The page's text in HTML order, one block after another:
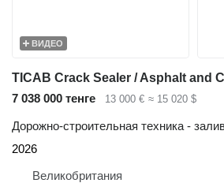
ВИДЕО
7 038 000 тенге 13 000 € ≈ 15 020 $
Дорожно-строительная техника -
2026
Великобритания